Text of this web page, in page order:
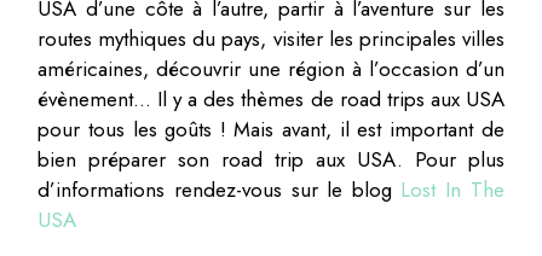
USA d’une côte à l’autre, partir à l’aventure sur les
routes mythiques du pays, visiter les principales villes
américaines, découvrir une région à l’occasion d’un
évènement… Il y a des thèmes de road trips aux USA
pour tous les goûts ! Mais avant, il est important de
bien préparer son road trip aux USA. Pour plus
d’informations rendez-vous sur le blog Lost In The
USA